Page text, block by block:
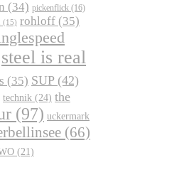
(34) pickenflick (16)
(15) rohloff (35)
steel is real
(35) SUP(42)
technik (24) the
(97) uckermark
(66)
(21)